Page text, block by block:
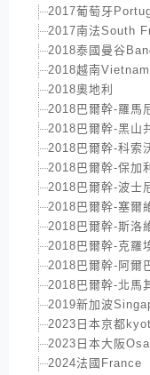
2017葡萄牙
2017南法South
2018泰國曼谷
2018越南Vietnam
2018奧地利
2018巴爾幹-羅馬
2018巴爾幹-黑山
2018巴爾幹-科索
2018巴爾幹-保加
2018巴爾幹-波士
2018巴爾幹-塞爾
2018巴爾幹-斯洛
2018巴爾幹-克羅
2018巴爾幹-阿爾
2018巴爾幹-北馬
2019新加波
2023日本京都
2023日本大阪
2024法國France